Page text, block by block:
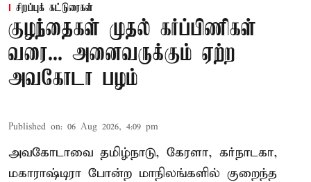
சிறப்புக் கட்டுரைகள்
குழந்தைகள் முதல் கர்ப்பிணிகள்
வரை... அனைவருக்கும் ஏற்ற
அவகோடா பழம்
Published on: 06 Aug 2026, 4:09 pm
அவகோடாவை தமிழ்நாடு, கேரளா, கர்நாடகா,
மகாராஷ்டிரா போன்ற மாநிலங்களில் குறைந்த